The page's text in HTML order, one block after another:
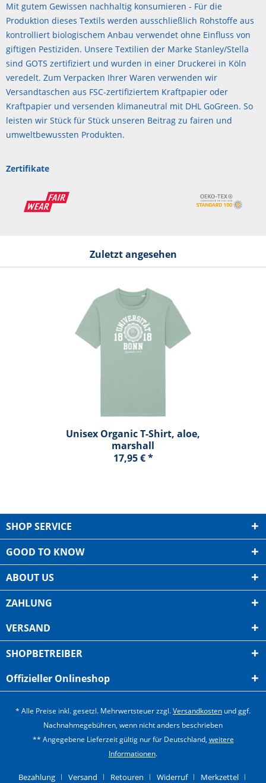
Mit gutem Gewissen nachhaltig konsumieren - Für die
Produktion dieses Textils werden ausschließlich Rohstoffe aus
kontrolliert biologischem Anbau verwendet ohne Einfluss von
giftigen Pestiziden. Unsere Textilien der Marke Stanley/Stella
sind GOTS zertifiziert und wurden in einer Druckerei in Köln
veredelt. Zum Verpacken Ihrer Waren verwenden wir
Versandtaschen aus FSC-zertifiziertem Kraftpapier oder
Kraftpapier und versenden klimaneutral mit DHL GoGreen. So
leisten wir Stück für Stück unseren Beitrag zu fairen und
umweltbewussten Produkten.
Zertifikate
Zuletzt angesehen
Unisex Organic T-Shirt, aloe,
marshall
17,95 € *
SHOP SERVICE
GOOD TO KNOW
ABOUT US
ZAHLUNG
VERSAND
SHOPBETREIBER
Offizieller Onlineshop
* Alle Preise inkl. gesetzl. Mehrwertsteuer zzgl.Versandkosten und ggf.
Nachnahmegebühren, wenn nicht anders beschrieben
** Angegebene Lieferzeit gültig nur für Deutschland, weitere
Informationen.
Bezahlung Versand Retouren Widerruf Merkzettel